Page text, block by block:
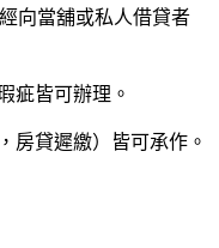
向當舖或私人借貸者
疵皆可辦理。
房貸遲繳）皆可承作。